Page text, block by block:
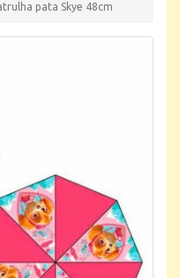
pata Skye 48cm